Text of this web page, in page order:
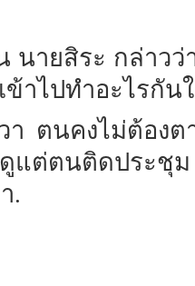
นายสิระ กล่าวว่
ข้าไปทำอะไรกัน
า ตนคงไม่ต้องต
แต่ตนติดประชุม
.